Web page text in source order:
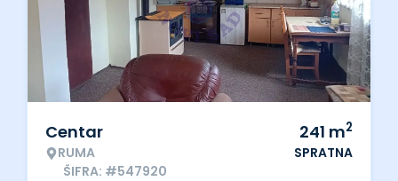
Centar
RUMA
ŠIFRA: #547920
241 m2
SPRATNA